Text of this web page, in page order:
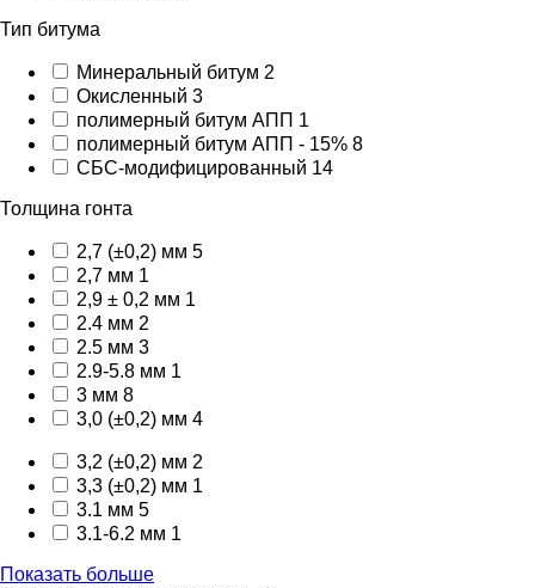
Тип битума
Минеральный битум 2
Окисленный 3
полимерный битум АПП 1
полимерный битум АПП - 15% 8
СБС-модифицированный 14
Толщина гонта
2,7 (±0,2) мм 5
2,7 мм 1
2,9 ± 0,2 мм 1
2.4 мм 2
2.5 мм 3
2.9-5.8 мм 1
3 мм 8
3,0 (±0,2) мм 4
3,2 (±0,2) мм 2
3,3 (±0,2) мм 1
3.1 мм 5
3.1-6.2 мм 1
Показать больше